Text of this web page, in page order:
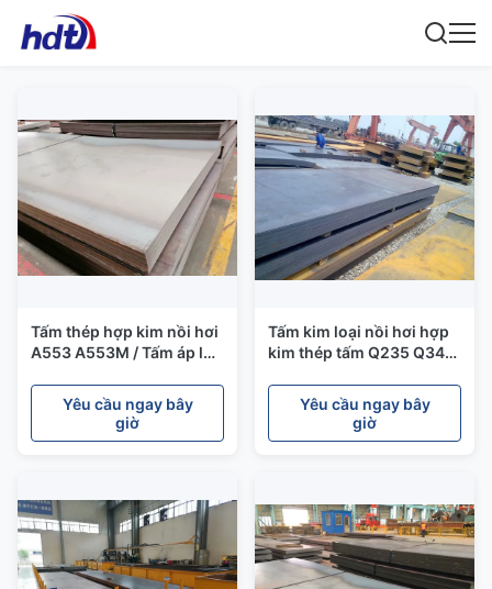
Tấm thép hợp kim nồi hơi
A553 A553M / Tấm áp lực
Yêu cầu ngay bây
giờ
Tấm kim loại nồi hơi hợp
kim thép tấm Q235 Q345
ASTM
Yêu cầu ngay bây
giờ